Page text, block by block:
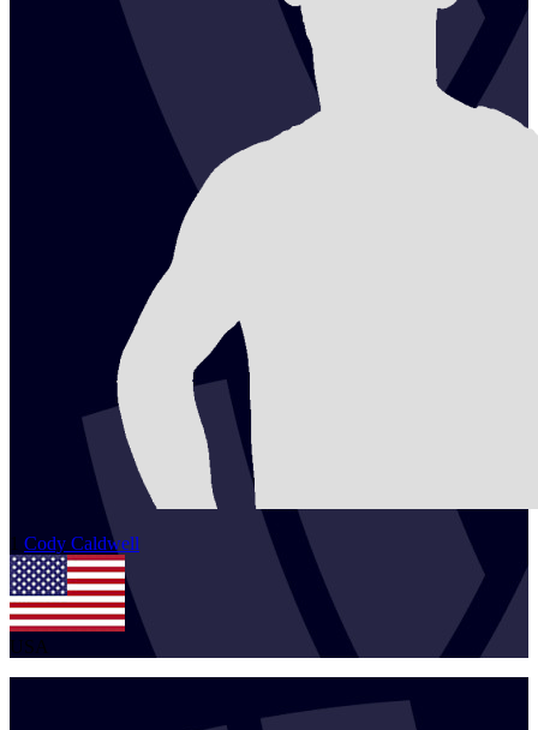
1 Cody Caldwell
USA